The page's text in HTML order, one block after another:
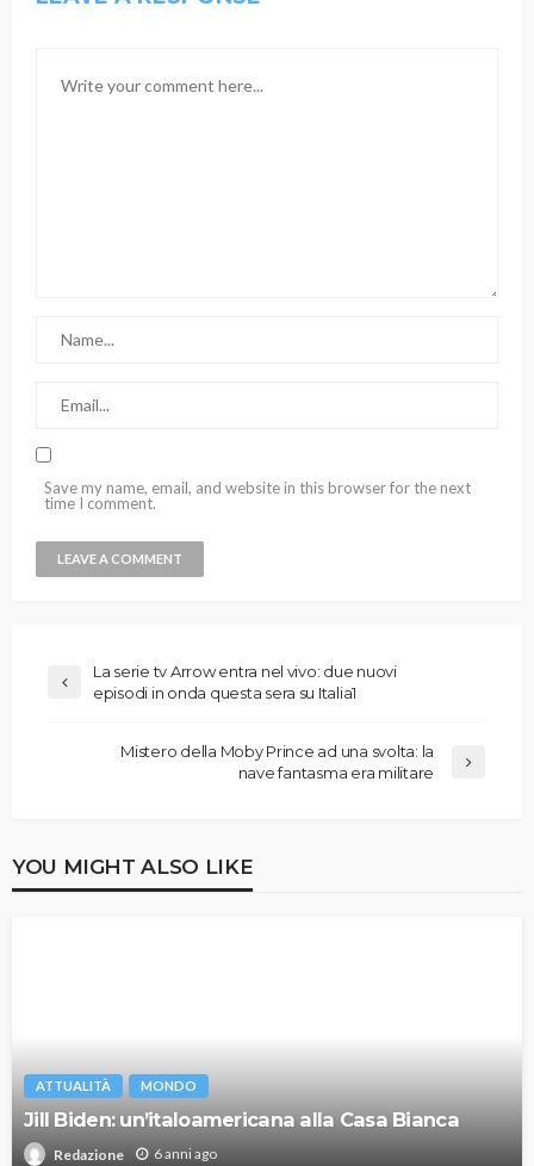
Save my name, email, and website in this browser for the next
time I comment.
La serie tv Arrow entra nel vivo: due nuovi
episodi in onda questa sera su Italia1
Mistero della Moby Prince ad una svolta: la
nave fantasma era militare
YOU MIGHT ALSO LIKE
ATTUALITÀ MONDO
Jill Biden: un’italoamericana alla Casa Bianca
Redazione 6 anni ago